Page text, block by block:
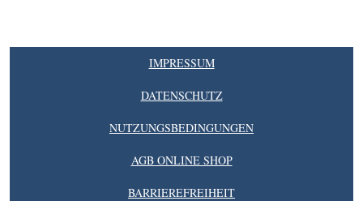
IMPRESSUM
DATENSCHUTZ
NUTZUNGSBEDINGUNGEN
AGB ONLINE SHOP
BARRIEREFREIHEIT